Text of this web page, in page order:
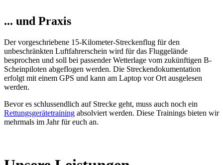
... und Praxis
Der vorgeschriebene 15-Kilometer-Streckenflug für den
unbeschränkten Luftfahrerschein wird für das Fluggelände
besprochen und soll bei passender Wetterlage vom zukünftigen B-
Scheinpiloten abgeflogen werden. Die Streckendokumentation
erfolgt mit einem GPS und kann am Laptop vor Ort ausgelesen
werden.
Bevor es schlussendlich auf Strecke geht, muss auch noch ein
Rettungsgerätetraining absolviert werden. Diese Trainings bieten wir
mehrmals im Jahr für euch an.